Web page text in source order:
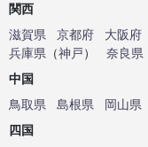
関西
滋賀県
京都府 大阪府
兵庫県 （神戸） 奈良県
中国
鳥取県
島根県 岡山県
四国